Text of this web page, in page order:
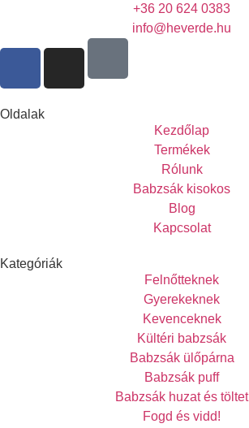
+36 20 624 0383
info@heverde.hu
Oldalak
Kezdőlap
Termékek
Rólunk
Babzsák kisokos
Blog
Kapcsolat
Kategóriák
Felnőtteknek
Gyerekeknek
Kevenceknek
Kültéri babzsák
Babzsák ülőpárna
Babzsák puff
Babzsák huzat és töltet
Fogd és vidd!